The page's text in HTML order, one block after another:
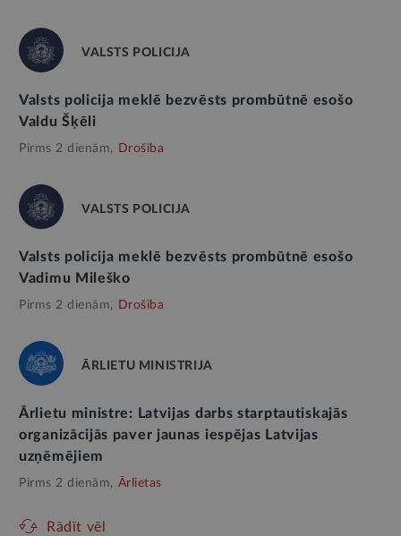
VALSTS POLICIJA
Valsts policija meklē bezvēsts prombūtnē esošo
Valdu Šķēli
Pirms 2 dienām, Drošība
VALSTS POLICIJA
Valsts policija meklē bezvēsts prombūtnē esošo
Vadimu Mileško
Pirms 2 dienām, Drošība
ĀRLIETU MINISTRIJA
Ārlietu ministre: Latvijas darbs starptautiskajās
organizācijās paver jaunas iespējas Latvijas
uzņēmējiem
Pirms 2 dienām, Ārlietas
Rādīt vēl